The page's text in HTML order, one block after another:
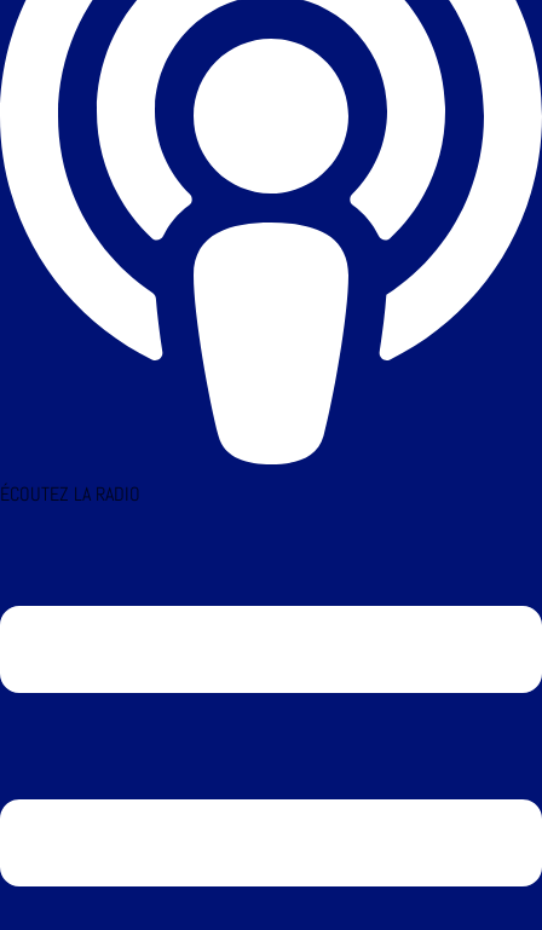
ÉCOUTEZ LA RADIO